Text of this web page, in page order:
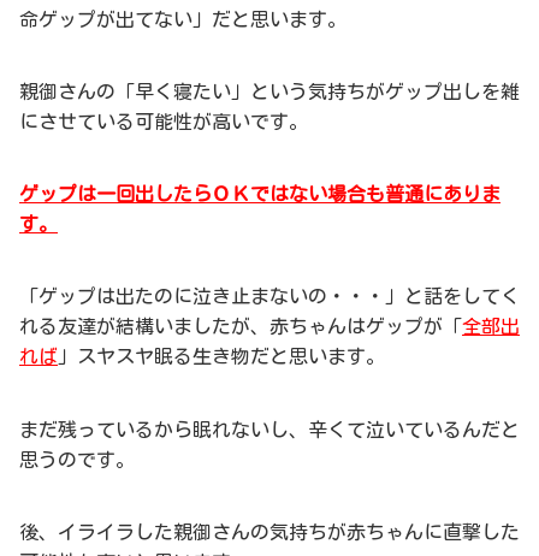
命ゲップが出てない」だと思います。
親御さんの「早く寝たい」という気持ちがゲップ出しを雑
にさせている可能性が高いです。
ゲップは一回出したらＯＫではない場合も普通にありま
す。
「ゲップは出たのに泣き止まないの・・・」と話をしてく
れる友達が結構いましたが、赤ちゃんはゲップが「全部出
れば 」スヤスヤ眠る生き物だと思います。
まだ残っているから眠れないし、辛くて泣いているんだと
思うのです。
後、イライラした親御さんの気持ちが赤ちゃんに直撃した